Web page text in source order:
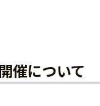
催について